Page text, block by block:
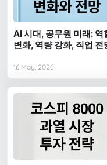
AI 시대, 공무원 미래: 역
변화, 역량 강화, 직업 전
16 May, 2026